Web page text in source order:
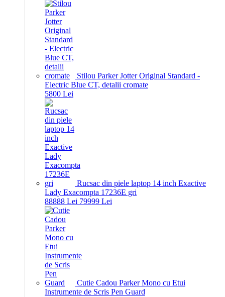
Stilou Parker Jotter Original Standard -
Electric Blue CT, detalii cromate
5800 Lei
Rucsac din piele laptop 14 inch Exactive
Lady Exacompta 17236E gri
88888 Lei 79999 Lei
Cutie Cadou Parker Mono cu Etui
Instrumente de Scris Pen Guard